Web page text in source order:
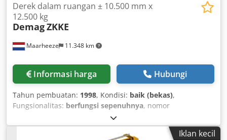
Maarheeze 11.348 km
Derek dalam ruangan ± 10.500 mm x
12.500 kg
DemagZKKE
Informasi harga Hubungi
Tahun pembuatan: 1998, Kondisi: baik (bekas),
Fungsionalitas: berfungsi sepenuhnya, nomor
12254 B521 860
mm x 12,500 kg Dedpfx Aev Ip Egoqijck
Iklan kecil